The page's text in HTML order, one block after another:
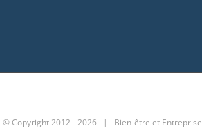
juin 2020
© Copyright 2012 -2026 | Bien-être et Entreprise